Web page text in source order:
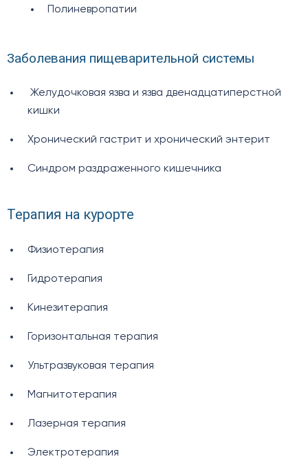
Полиневропатии
Заболевания пищеварительной системы
Желудочковая язва и язва двенадцатиперстной
кишки
Хронический гастрит и хронический энтерит
Синдром раздраженного кишечника
Терапия на курорте
Физиотерапия
Гидротерапия
Кинезитерапия
Горизонтальная терапия
Ультразвуковая терапия
Магнитотерапия
Лазерная терапия
Электротерапия